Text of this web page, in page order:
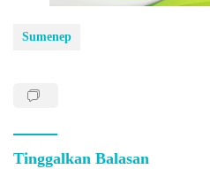
Sumenep
Tinggalkan Balasan